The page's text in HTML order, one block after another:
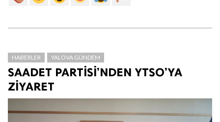
HABERLER YALOVA GÜNDEM
SAADET PARTİSİ’NDEN YTSO’YA
ZİYARET